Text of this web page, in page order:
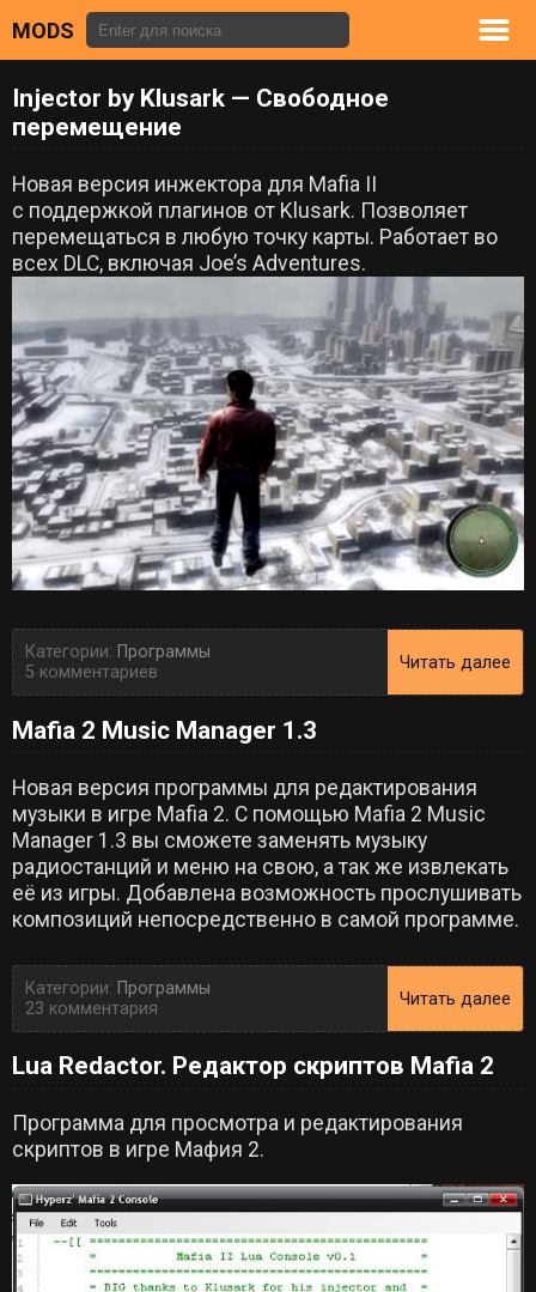
MODS
Injector by Klusark — Свободное
перемещение
Новая версия инжектора для Mafia II
с поддержкой плагинов от Klusark. Позволяет
перемещаться в любую точку карты. Работает во
всех DLC, включая Joe’s Adventures.
Категории: Программы
5 комментариев
Читать далее
Mafia 2 Music Manager 1.3
Новая версия программы для редактирования
музыки в игре Mafia 2. С помощью Mafia 2 Music
Manager 1.3 вы сможете заменять музыку
радиостанций и меню на свою, а так же извлекать
её из игры. Добавлена возможность прослушивать
композиций непосредственно в самой программе.
Категории: Программы
23 комментария
Читать далее
Lua Redactor. Редактор cкриптов Mafia 2
Программа для просмотра и редактирования
скриптов в игре Мафия 2.